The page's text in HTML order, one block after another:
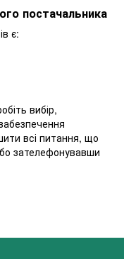
постачальника
є:
вибір,
всі питання, що
зателефонувавши